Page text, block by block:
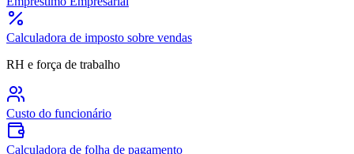
Calculadora de imposto sobre vendas
RH e força de trabalho
Custo do funcionário
Calculadora de folha de pagamento